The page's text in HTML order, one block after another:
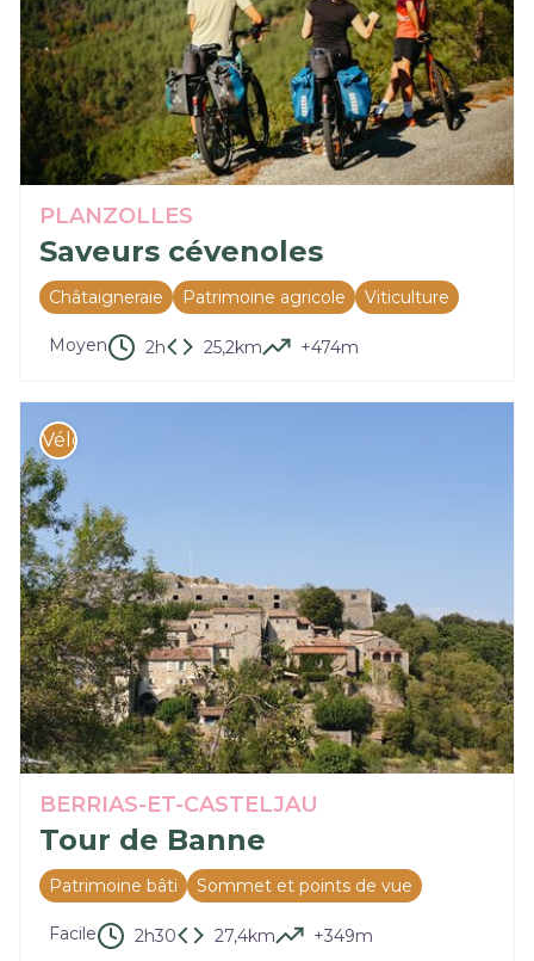
PLANZOLLES
Saveurs cévenoles
Châtaigneraie Patrimoine agricole Viticulture
Moyen 2h 25,2km +474m
Vélo
BERRIAS-ET-CASTELJAU
Tour de Banne
Patrimoine bâti Sommet et points de vue
Facile 2h30 27,4km +349m